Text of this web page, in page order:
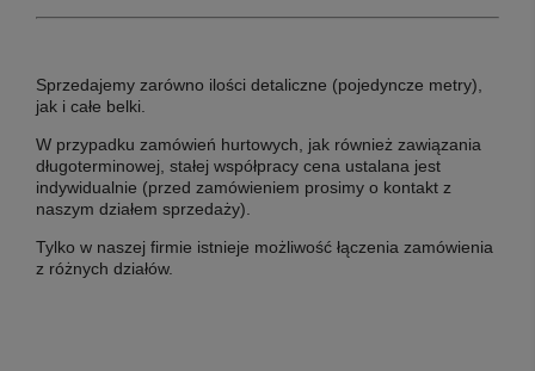
Sprzedajemy zarówno ilości detaliczne (pojedyncze metry),
jak i całe belki.
W przypadku zamówień hurtowych, jak również zawiązania
długoterminowej, stałej współpracy cena ustalana jest
indywidualnie (przed zamówieniem prosimy o kontakt z
naszym działem sprzedaży).
Tylko w naszej firmie istnieje możliwość łączenia zamówienia
z różnych działów.